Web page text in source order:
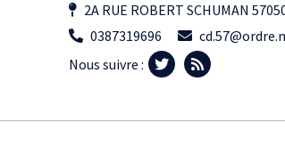
2A RUE ROBERT SCHUMAN
0387319696
Nous suivre :